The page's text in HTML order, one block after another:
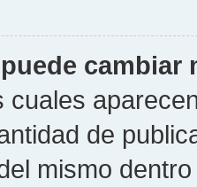
cambiar
cuales
de
mismo